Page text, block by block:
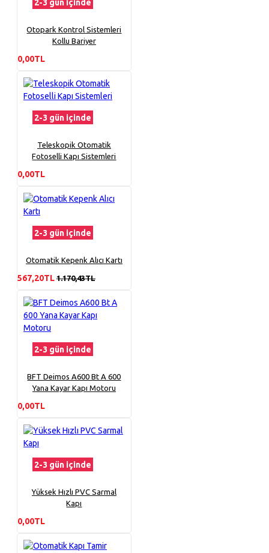
2-3 gün içinde
Otopark Kontrol Sistemleri
Kollu Bariyer
0,00TL
2-3 gün içinde
Teleskopik Otomatik
Fotoselli Kapı Sistemleri
0,00TL
2-3 gün içinde
Otomatik Kepenk Alıcı Kartı
567,20TL 1.170,43TL
2-3 gün içinde
BFT Deimos A600 Bt A 600
Yana Kayar Kapı Motoru
0,00TL
2-3 gün içinde
Yüksek Hızlı PVC Sarmal
Kapı
0,00TL